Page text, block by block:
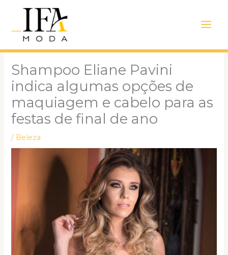
conteúdo
Menu
Shampoo Eliane Pavini
indica algumas opções de
maquiagem e cabelo para as
festas de final de ano
/ Beleza